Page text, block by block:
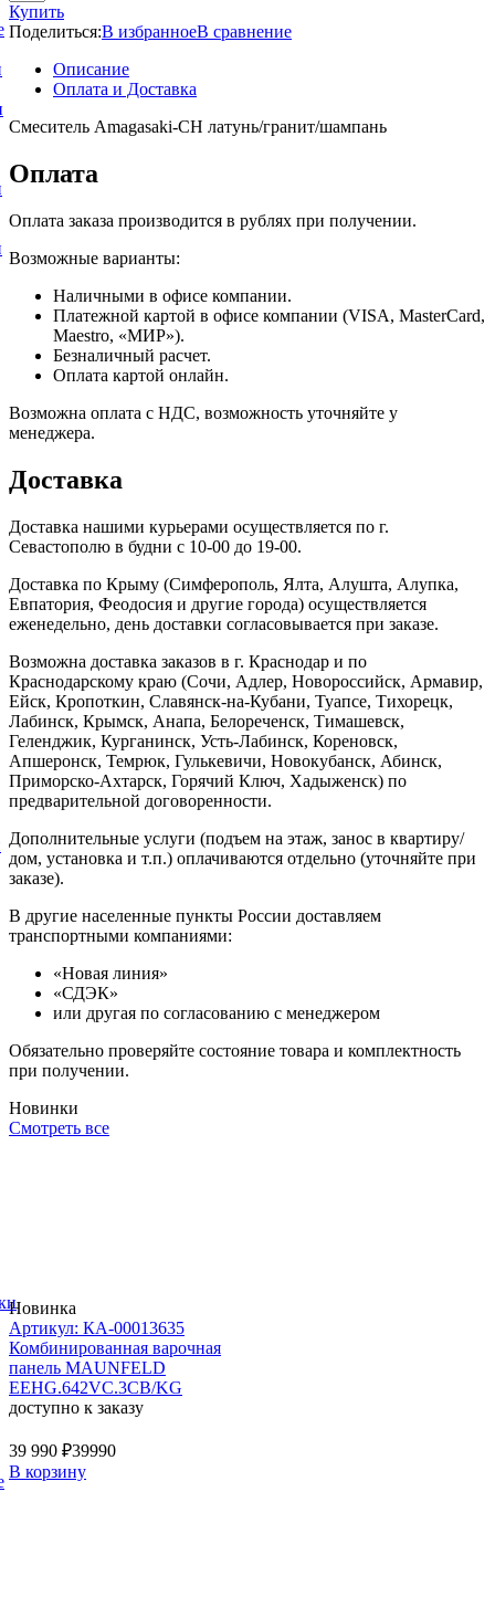
Купить
Поделиться:В избранноеВ сравнение
Описание
Оплата и Доставка
Смеситель Amagasaki-CH латунь/гранит/шампань
Оплата
Оплата заказа производится в рублях при получении.
Возможные варианты:
Наличными в офисе компании.
Платежной картой в офисе компании (VISA, MasterCard,
Maestro, «МИР»).
Безналичный расчет.
Оплата картой онлайн.
Возможна оплата с НДС, возможность уточняйте у
менеджера.
Доставка
Доставка нашими курьерами осуществляется по г.
Севастополю в будни с 10-00 до 19-00.
Доставка по Крыму (Симферополь, Ялта, Алушта, Алупка,
Евпатория, Феодосия и другие города) осуществляется
еженедельно, день доставки согласовывается при заказе.
Возможна доставка заказов в г. Краснодар и по
Краснодарскому краю (Сочи, Адлер, Новороссийск, Армавир,
Ейск, Кропоткин, Славянск-на-Кубани, Туапсе, Тихорецк,
Лабинск, Крымск, Анапа, Белореченск, Тимашевск,
Геленджик, Курганинск, Усть-Лабинск, Кореновск,
Апшеронск, Темрюк, Гулькевичи, Новокубанск, Абинск,
Приморско-Ахтарск, Горячий Ключ, Хадыженск) по
предварительной договоренности.
Дополнительные услуги (подъем на этаж, занос в квартиру/
дом, установка и т.п.) оплачиваются отдельно (уточняйте при
заказе).
В другие населенные пункты России доставляем
транспортными компаниями:
«Новая линия»
«СДЭК»
или другая по согласованию с менеджером
Обязательно проверяйте состояние товара и комплектность
при получении.
Новинки
Смотреть все
Новинка
Артикул: КА-00013635
Комбинированная варочная
панель MAUNFELD
EEHG.642VC.3CB/KG
доступно к заказу
39 990 ₽39990
В корзину